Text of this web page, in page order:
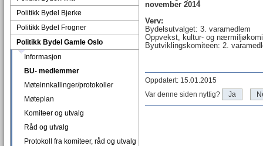
Politikk Bydel Bjerke
Politikk Bydel Frogner
Politikk Bydel Gamle Oslo
Informasjon
BU- medlemmer
Møteinnkallinger/protokoller
Møteplan
Komiteer og utvalg
Råd og utvalg
Protokoll fra komiteer, råd og utvalg
november 2014
Verv:
Bydelsutvalget: 3. varamedlem
Oppvekst, kultur- og
Byutviklingskomiteen: 2.
Oppdatert: 15.01.2015
Var denne siden nyttig?
Ja